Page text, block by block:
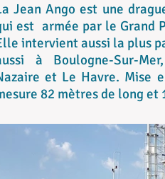
Jean Ango est une
est armée par le Grand
intervient aussi la plus
à Boulogne-Sur-
et Le Havre. Mise
82 mètres de long et